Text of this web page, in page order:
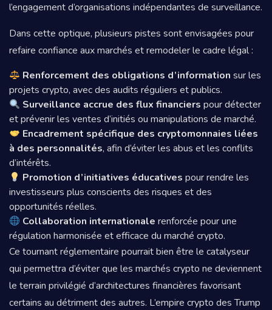
l’engagement d’organisations indépendantes de surveillance.
Dans cette optique, plusieurs pistes sont envisagées pour
refaire confiance aux marchés et remodeler le cadre légal :
Renforcement des obligations d’information sur les
projets crypto, avec des audits réguliers et publics.
Surveillance accrue des flux financiers pour détecter
et prévenir les ventes d’initiés ou manipulations de marché.
Encadrement spécifique des cryptomonnaies liées
à des personnalités, afin d’éviter les abus et les conflits
d’intérêts.
Promotion d’initiatives éducatives pour rendre les
investisseurs plus conscients des risques et des
opportunités réelles.
Collaboration internationale renforcée pour une
régulation harmonisée et efficace du marché crypto.
Ce tournant réglementaire pourrait bien être le catalyseur
qui permettra d’éviter que les marchés crypto ne deviennent
le terrain privilégié d’architectures financières favorisant
certains au détriment des autres. L’empire crypto des Trump